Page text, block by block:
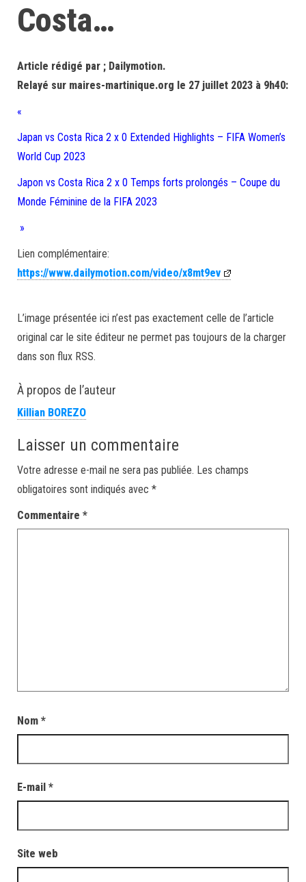
Costa…
Article rédigé par ; Dailymotion.
Relayé sur maires-martinique.org le 27 juillet 2023 à 9h40:
«
Japan vs Costa Rica 2 x 0 Extended Highlights – FIFA Women’s
World Cup 2023
Japon vs Costa Rica 2 x 0 Temps forts prolongés – Coupe du
Monde Féminine de la FIFA 2023
»
Lien complémentaire:
https://www.dailymotion.com/video/x8mt9ev
L’image présentée ici n’est pas exactement celle de l’article
original car le site éditeur ne permet pas toujours de la charger
dans son flux RSS.
À propos de l’auteur
Killian BOREZO
Laisser un commentaire
Votre adresse e-mail ne sera pas publiée. Les champs
obligatoires sont indiqués avec *
Commentaire *
Nom *
E-mail *
Site web